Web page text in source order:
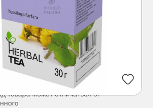
товара может отличаться от